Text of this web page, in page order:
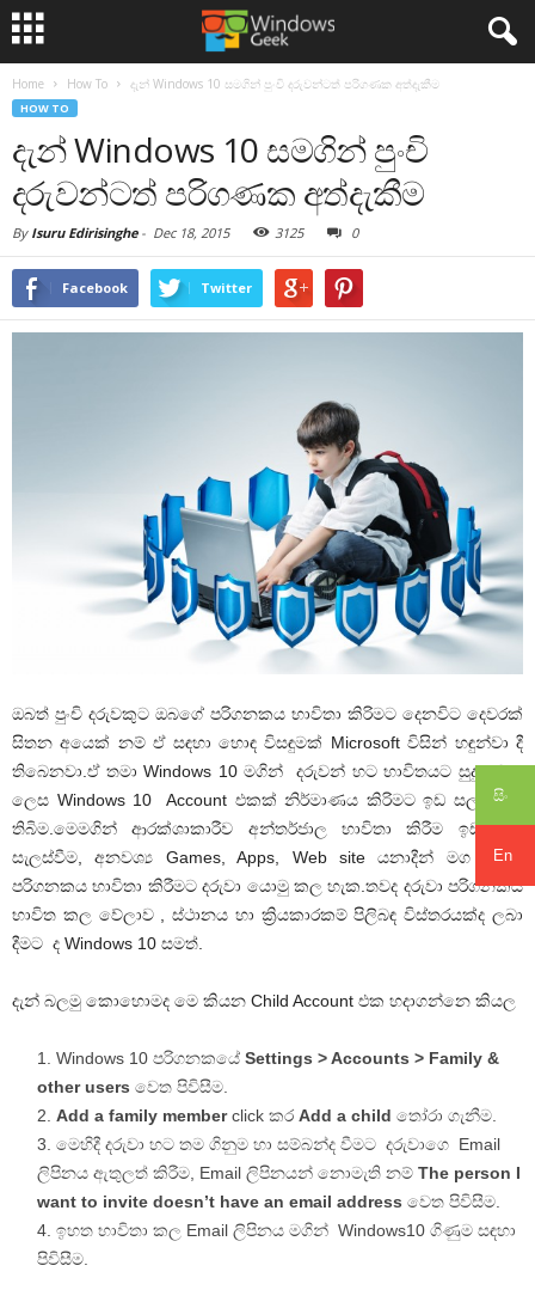
සිං
En
Home How To දැන් Windows 10 සමගින් පුංචි දරුවන්ටත් පරිගණක අත්දැකීම
HOW TO
දැන් Windows 10 සමගින් පුංචි
දරුවන්ටත් පරිගණක අත්දැකීම
By Isuru Edirisinghe- Dec 18, 2015 3125 0
Facebook Twitter
ඔබත් පුංචි දරුවකුට ඔබගේ පරිගනකය භාවිතා කිරිමට දෙනවිට දෙවරක්
සිතන අයෙක් නම් ඒ සඳහා හොඳ විසඳුමක් Microsoft විසින් හඳුන්වා දී
තිබෙනවා.ඒ තමා Windows 10 මගින් දරුවන් හට භාවිතයට සුදුසු වන
ලෙස Windows 10 Account එකක් නිර්මාණය කිරිමට ඉඩ සලස්වා දී
තිබිම.මෙමගින් ආරක්ශාකාරීව අන්තර්ජාල භාවිතා කිරීම ඉඩ කඩ
සැලස්වීම, අනවශ්‍ය Games, Apps, Web site යනාදීන් මග හරවා
පරිගනකය භාවිතා කිරීමට දරුවා යොමු කල හැක.තවද දරුවා පරිගනකය
භාවිත කල වේලාව , ස්ථානය හා ක්‍රියකාරකම් පිලිබඳ විස්තරයක්ද ලබා
දීමට ද Windows 10 සමත්.
දැන් බලමු කොහොමද මෙ කියන Child Account එක හදාගන්නෙ කියල
Windows 10 පරිගනකයේ Settings > Accounts > Family &
other users වෙත පිවිසීම.
Add a family memberclick කර Add a child තෝරා ගැනීම.
මෙහිදී දරුවා හට තම ගිනුම හා සම්බන්ද වීමට දරුවාගෙ Email
ලිපිනය ඇතුලත් කිරීම, Email ලිපිනයන් නොමැති නම් The person I
want to invite doesn’t have an email address වෙත පිවිසීම.
ඉහත භාවිතා කල Email ලිපිනය මගින් Windows10 ගිණුම සඳහා
පිවිසීම.